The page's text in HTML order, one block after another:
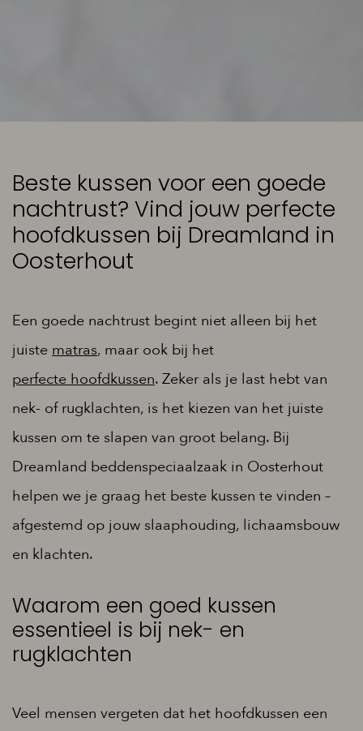
Beste kussen voor een goede
nachtrust? Vind jouw perfecte
hoofdkussen bij Dreamland in
Oosterhout
Een goede nachtrust begint niet alleen bij het
juiste matras, maar ook bij het
perfecte hoofdkussen. Zeker als je last hebt van
nek- of rugklachten, is het kiezen van het juiste
kussen om te slapen van groot belang. Bij
Dreamland beddenspeciaalzaak in Oosterhout
helpen we je graag het beste kussen te vinden –
afgestemd op jouw slaaphouding, lichaamsbouw
en klachten.
Waarom een goed kussen
essentieel is bij nek- en
rugklachten
Veel mensen vergeten dat het hoofdkussen een